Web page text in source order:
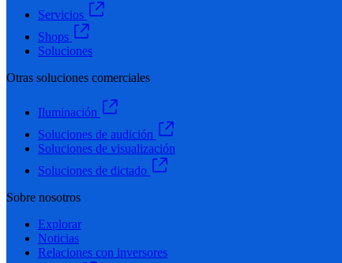
Servicios
Shops
Soluciones
Otras soluciones comerciales
Iluminación
Soluciones de audición
Soluciones de visualización
Soluciones de dictado
Sobre nosotros
Explorar
Noticias
Relaciones con inversores